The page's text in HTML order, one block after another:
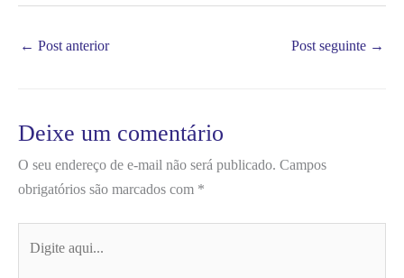
← Post anterior Post seguinte →
Deixe um comentário
O seu endereço de e-mail não será publicado. Campos
obrigatórios são marcados com *
aqui...